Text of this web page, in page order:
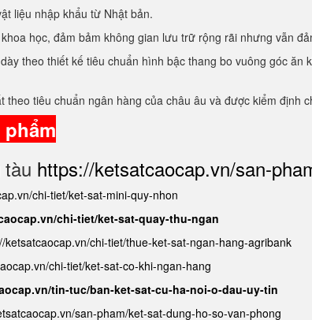
liệu nhập khẩu từ Nhật bản.
học, đảm bảm không gian lưu trữ rộng rãi nhưng vẫn
theo thiết kế tiêu chuẩn hình bậc thang bo vuông góc
theo tiêu chuẩn ngân hàng của châu âu và được kiểm định
https://ketsatcaocap.vn/san-
chi-tiet/ket-sat-mini-quy-nhon
chi-tiet/ket-sat-quay-thu-ngan
ketsatcaocap.vn/chi-tiet/thue-ket-sat-ngan-hang-agribank
chi-tiet/ket-sat-co-khi-ngan-hang
tin-tuc/ban-ket-sat-cu-ha-noi-o-dau-uy-tin
san-pham/ket-sat-dung-ho-so-van-phong